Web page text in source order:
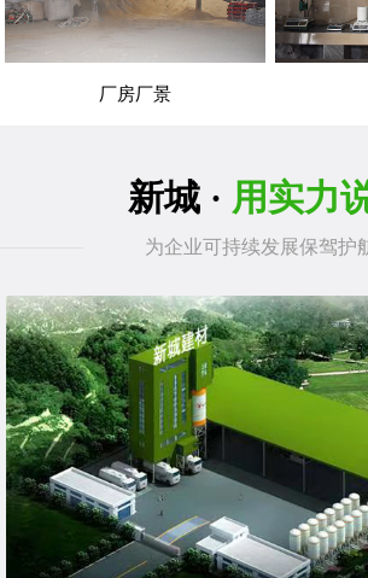
厂房厂景
新城 · 用实力
为企业可持续发展保驾护